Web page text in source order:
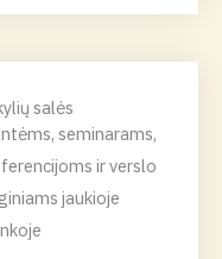
salės
seminarams,
ir verslo
jaukioje